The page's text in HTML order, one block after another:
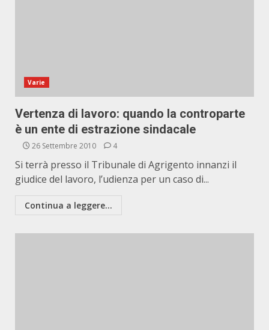
Varie
Vertenza di lavoro: quando la controparte
è un ente di estrazione sindacale
26 Settembre 2010 4
Si terrà presso il Tribunale di Agrigento innanzi il
giudice del lavoro, l’udienza per un caso di...
Continua a leggere...